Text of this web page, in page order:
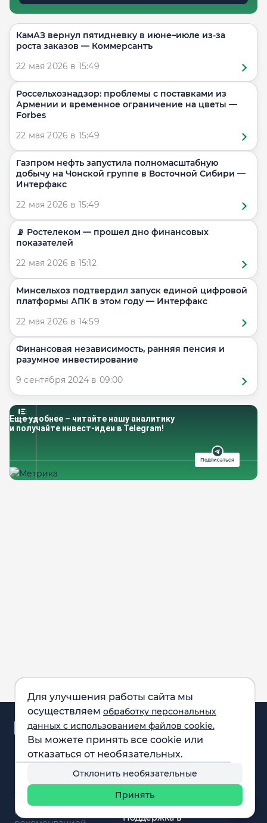
Для улучшения работы сайта мы
осуществляем обработку персональных
данных с использованием файлов cookie.
Вы можете принять все cookie или
отказаться от необязательных.
Отклонить необязательные
Принять
КамАЗ вернул пятидневку в июне–июле из-за
роста заказов — Коммерсантъ
22 мая 2026 в 15:49
Россельхознадзор: проблемы с поставками из
Армении и временное ограничение на цветы —
Forbes
22 мая 2026 в 15:49
Газпром нефть запустила полномасштабную
добычу на Чонской группе в Восточной Сибири —
Интерфакс
22 мая 2026 в 15:49
📡 Ростелеком — прошел дно финансовых
показателей
22 мая 2026 в 15:12
Минсельхоз подтвердил запуск единой цифровой
платформы АПК в этом году — Интерфакс
22 мая 2026 в 14:59
Финансовая независимость, ранняя пенсия и
разумное инвестирование
9 сентября 2024 в 09:00
Еще удобнее – читайте нашу аналитику
и получайте инвест-идеи в Telegram!
Подписаться
Обращаем внимание:
все материалы,
представленные на
сайте, не являются
инвестиционной
Аналитика и
новости
Карта рынка
Компании
F.A.Q.
Обучение
Вебинары
О нас
Поддержка в